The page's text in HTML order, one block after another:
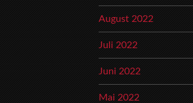
August 2022
Juli 2022
Juni 2022
Mai 2022